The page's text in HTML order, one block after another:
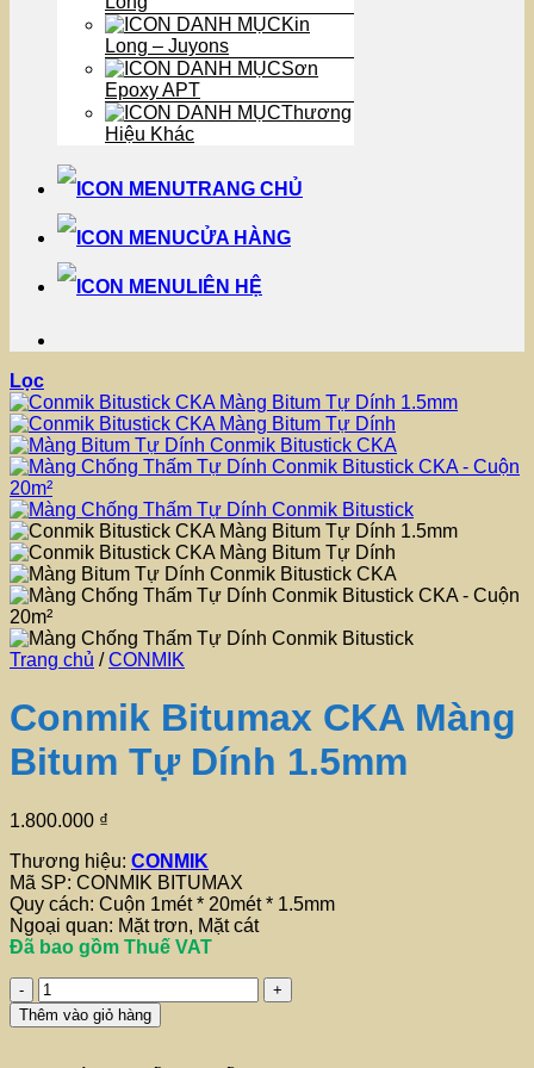
Kin
Long – Juyons
Sơn
Epoxy APT
Thương
Hiệu Khác
TRANG CHỦ
CỬA HÀNG
LIÊN HỆ
Lọc
Trang chủ / CONMIK
Conmik Bitumax CKA Màng
Bitum Tự Dính 1.5mm
1.800.000 ₫
Thương hiệu: CONMIK
Mã SP: CONMIK BITUMAX
Quy cách: Cuộn 1mét * 20mét * 1.5mm
Ngoại quan: Mặt trơn, Mặt cát
Đã bao gồm Thuế VAT
Conmik
Bitumax
CKA
Thêm vào giỏ hàng